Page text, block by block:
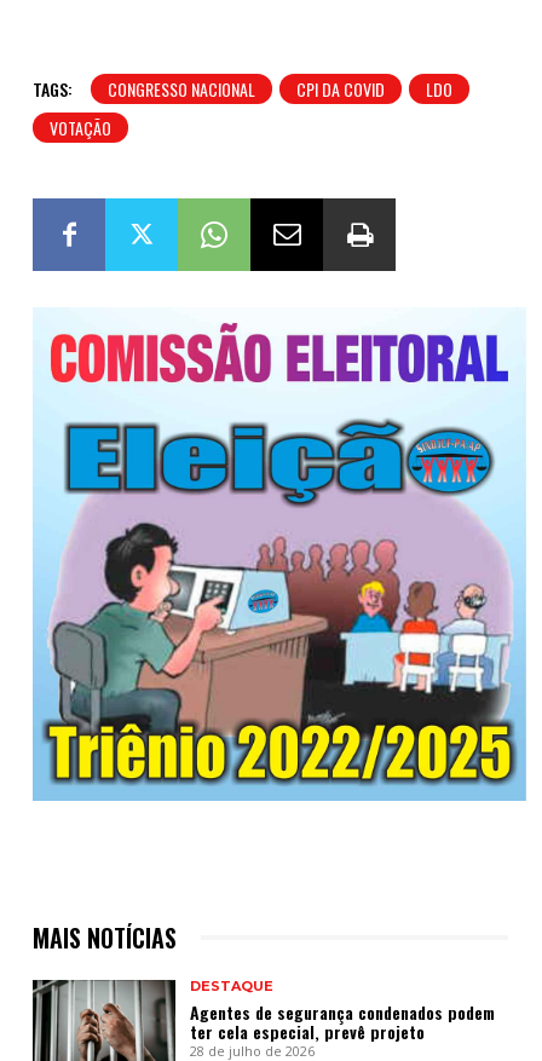
TAGS: CONGRESSO NACIONAL CPI DA COVID
LDO
VOTAÇÃO
MAIS NOTÍCIAS
DESTAQUE
Agentes de segurança condenados podem
ter cela especial, prevê projeto
28 de julho de 2026